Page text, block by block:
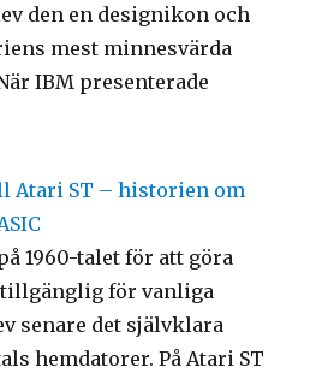
den en designikon och
mest minnesvärda
IBM presenterade
Atari ST – historien om
1960-talet för att göra
för vanliga
senare det självklara
hemdatorer. På Atari ST